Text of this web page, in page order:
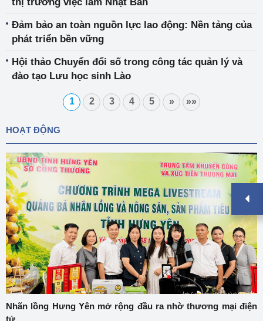
Đảm bảo an toàn nguồn lực lao động: Nền tảng của
phát triển bền vững
Hội thảo Chuyển đổi số trong công tác quản lý và
đào tạo Lưu học sinh Lào
1 2 3 4 5 » »»
HOẠT ĐỘNG
Nhãn lồng Hưng Yên mở rộng đầu ra nhờ thương mại điện
tử